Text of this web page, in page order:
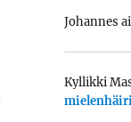
Johannes
Kyllikki